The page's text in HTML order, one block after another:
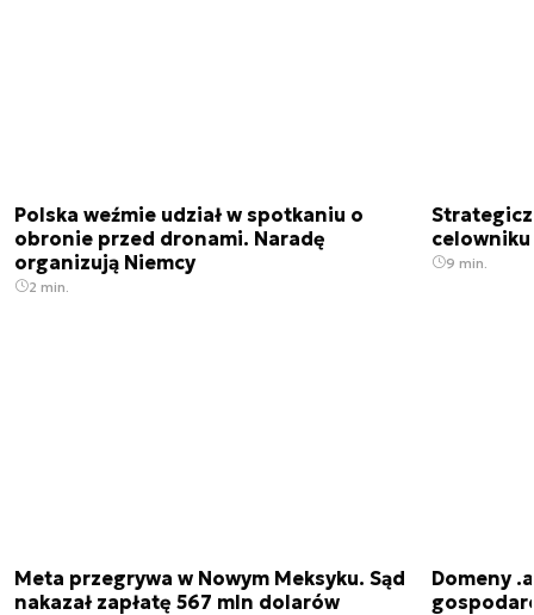
Polska weźmie udział w spotkaniu o
obronie przed dronami. Naradę
organizują Niemcy
2 min.
9 min.
Meta przegrywa w Nowym Meksyku. Sąd
nakazał zapłatę 567 mln dolarów
Domeny